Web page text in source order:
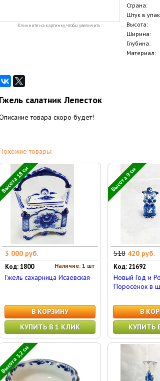
Кликните на картинку, чтобы увеличить
Страна:
Штук в
Высота:
Ширина:
Глубина:
Материал:
Гжель салатник Лепесток
товара скоро будет!
товары:
Высота 18 см
3 000 руб.
Наличие: 1 шт
Код: 1800
Гжель сахарница Исаевская
В КОРЗИНУ
КУПИТЬ В 1 КЛИК
Высота 9 см
510 420 руб.
Код: 21692
Новый Год и
Поросенок в
В
КУПИТЬ
Высота 3,2 см